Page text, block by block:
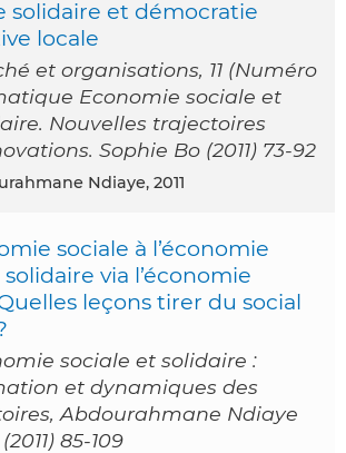
solidaire et démocratie
locale
et organisations, 11 (Numéro
Economie sociale et
Nouvelles trajectoires
Sophie Bo (2011) 73-92
Ndiaye, 2011
sociale à l’économie
via l’économie
leçons tirer du social
sociale et solidaire :
et dynamiques des
Abdourahmane Ndiaye
85-109